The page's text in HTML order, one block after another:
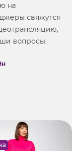
на
свяжутся
вопросы.